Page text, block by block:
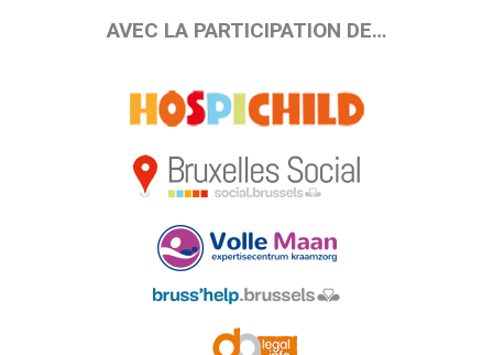
AVEC LA PARTICIPATION DE…